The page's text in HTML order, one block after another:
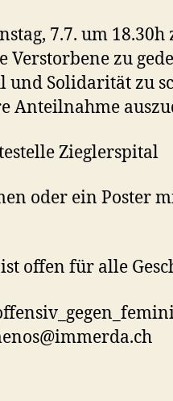
7.7. um 18.30h
Verstorbene zu
und Solidarität zu
Anteilnahme
Zieglerspital
oder ein Poster
offen für alle